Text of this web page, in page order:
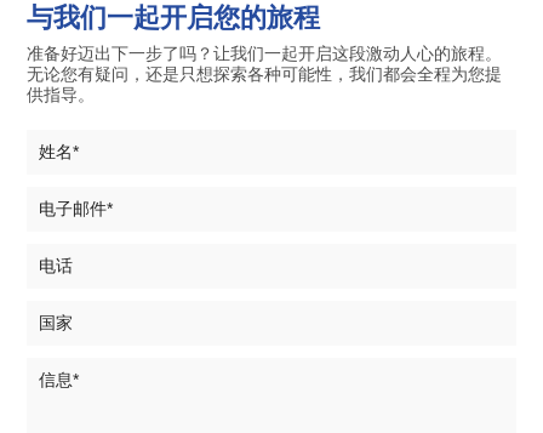
与我们一起开启您的旅程
准备好迈出下一步了吗？让我们一起开启这段激动人心的旅程。
无论您有疑问，还是只想探索各种可能性，我们都会全程为您提
供指导。